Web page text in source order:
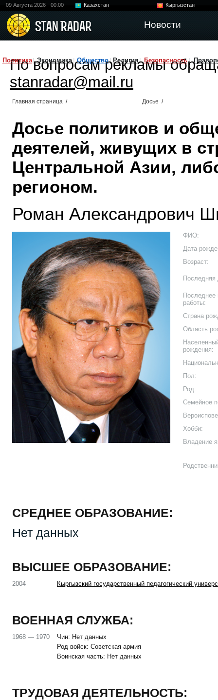
09 Августа 2026 00:00 Казахстан
Кыргызстан
Новости
Политика Экономика Общество Религия Безопасность
По вопросам рекламы
stanradar@mail.ru
Главная страница / Досье /
Досье политиков и
деятелей, живущих в
Центральной Азии,
регионом.
Роман Александрович
ФИО:
Дата
Возраст:
Последняя
Последнее
работы:
Страна
Область
рождения:
Пол:
Род:
Семейное
Хобби:
Владение
СРЕДНЕЕ ОБРАЗОВАНИЕ:
Нет данных
ВЫСШЕЕ ОБРАЗОВАНИЕ:
2004 Кыргызский государственный педагогический
ВОЕННАЯ СЛУЖБА:
1968 — 1970
Чин: Нет данных
Род войск: Советская армия
Воинская часть: Нет данных
ТРУДОВАЯ ДЕЯТЕЛЬНОСТЬ: